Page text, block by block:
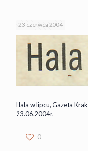
23 czerwca 2004
Hala w lipcu, Gazeta
23.06.2004r.
0